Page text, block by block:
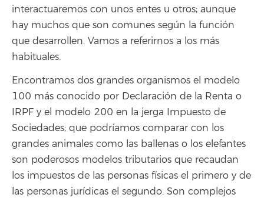
interactuaremos con unos entes u otros; aunque
hay muchos que son comunes según la función
que desarrollen. Vamos a referirnos a los más
habituales.
Encontramos dos grandes organismos el modelo
100 más conocido por Declaración de la Renta o
IRPF y el modelo 200 en la jerga Impuesto de
Sociedades; que podríamos comparar con los
grandes animales como las ballenas o los elefantes
son poderosos modelos tributarios que recaudan
los impuestos de las personas físicas el primero y de
las personas jurídicas el segundo. Son complejos